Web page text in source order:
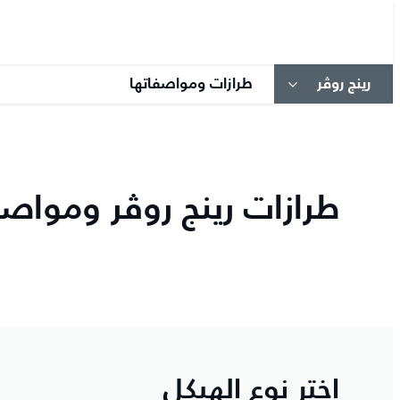
رينج روڤر طرازات ومواصفاتها
طرازات رينج روڤر
اختر نوع الهيكل